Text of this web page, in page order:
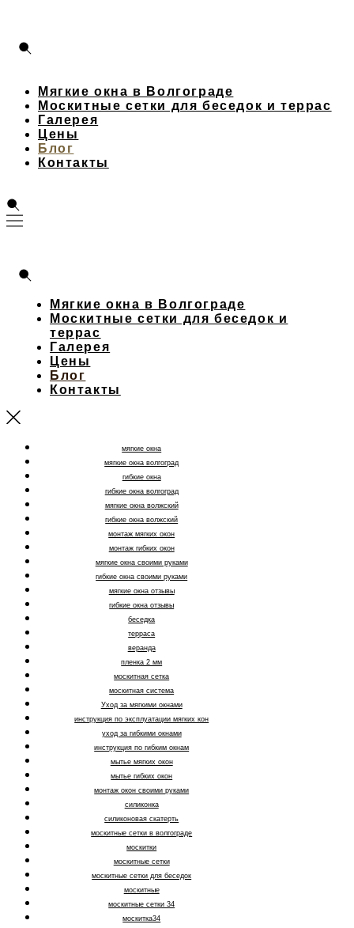
Мягкие окна в Волгограде
Москитные сетки для беседок и террас
Галерея
Цены
Блог
Контакты
Мягкие окна в Волгограде
Москитные сетки для беседок и
террас
Галерея
Цены
Блог
Контакты
мягкие окна
мягкие окна волгоград
гибкие окна
гибкие окна волгоград
мягкие окна волжский
гибкие окна волжский
монтаж мягких окон
монтаж гибких окон
мягкие окна своими руками
гибкие окна своими руками
мягкие окна отзывы
гибкие окна отзывы
беседка
терраса
веранда
пленка 2 мм
москитная сетка
москитная система
Уход за мягкими окнами
инструкция по эксплуатации мягких кон
уход за гибкими окнами
инструкция по гибким окнам
мытье мягких окон
мытье гибких окон
монтаж окон своими руками
силиконка
силиконовая скатерть
москитные сетки в волгограде
москитки
москитные сетки
москитные сетки для беседок
москитные
москитные сетки 34
москитка34